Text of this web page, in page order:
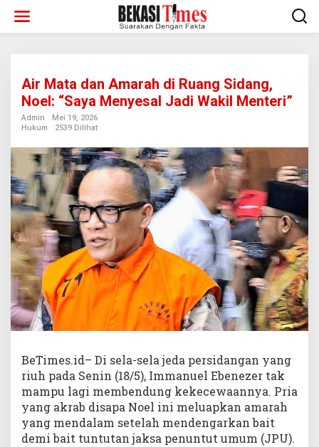
konten
Air Mata dan Amarah di Ruang Sidang,
Noel: “Saya Menyesal Jadi Wakil Menteri”
Admin
Mei 19, 2026
Hukum
2539 Dilihat
BeTimes.id– Di sela-sela jeda persidangan yang
riuh pada Senin (18/5), Immanuel Ebenezer tak
mampu lagi membendung kekecewaannya. Pria
yang akrab disapa Noel ini meluapkan amarah
yang mendalam setelah mendengarkan bait
demi bait tuntutan jaksa penuntut umum (JPU).